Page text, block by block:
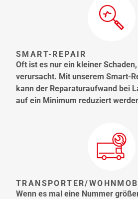
SMART-REPAIR
Oft ist es nur ein kleiner
verursacht. Mit unserem Smart-
kann der Reparaturaufwand bei
auf ein Minimum reduziert
TRANSPORTER/
Wenn es mal eine Nummer